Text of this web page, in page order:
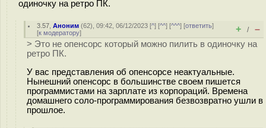
одиночку на ретро ПК.
3.57 ,Аноним (62), 09:42, 06/12/2023 [^] [^^] [^^^] [ответить]
[к модератору] + / –
> Это не опенсорс который можно пилить в одиночку на
ретро ПК.
У вас представления об опенсорсе неактуальные.
Нынешний опенсорс в большинстве своем пишется
программистами на зарплате из корпораций. Времена
домашнего соло-программирования безвозвратно ушли в
прошлое.